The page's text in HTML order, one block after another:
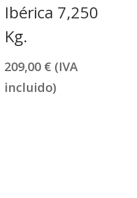
Ibérica 7,250
Kg.
209,00 € (IVA
incluido)